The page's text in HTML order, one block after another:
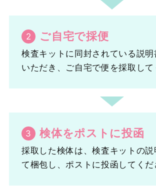
ご自宅で採便
検査キットに同封されている説
いただき、ご自宅で便を採取して
検体をポストに投函
採取した検体は、検査キットの説
て梱包し、ポストに投函してくだ